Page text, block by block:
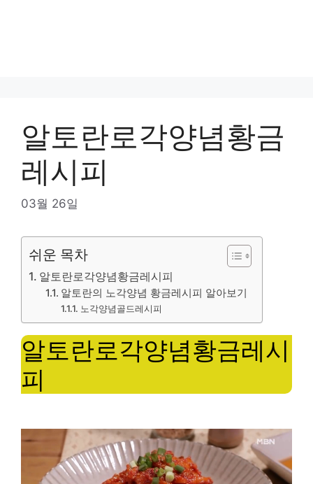
알토란로각양념황금
레시피
03월 26일
쉬운 목차
알토란로각양념황금레시피
알토란의 노각양념 황금레시피 알아보기
노각양념골드레시피
알토란로각양념황금레시
피